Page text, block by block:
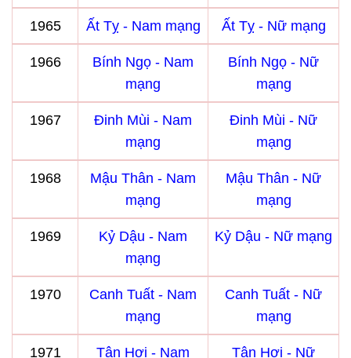
1965 Ất Tỵ - Nam mạng Ất Tỵ - Nữ mạng
1966
Bính Ngọ - Nam
mạng
Bính Ngọ - Nữ
mạng
1967
Đinh Mùi - Nam
mạng
Đinh Mùi - Nữ
mạng
1968
Mậu Thân - Nam
mạng
Mậu Thân - Nữ
mạng
1969
Kỷ Dậu - Nam
mạng
Kỷ Dậu - Nữ mạng
1970
Canh Tuất - Nam
mạng
Canh Tuất - Nữ
mạng
1971
Tân Hợi - Nam
Tân Hợi - Nữ